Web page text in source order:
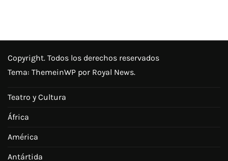
Copyright. Todos los derechos reservados
Tema: ThemeinWP por Royal News.
Teatro y Cultura
África
América
Antártida